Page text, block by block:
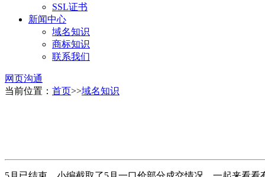
SSL证书
新闻中心
域名知识
商标知识
联系我们
网页沟通
当前位置： 首页>>域名知识